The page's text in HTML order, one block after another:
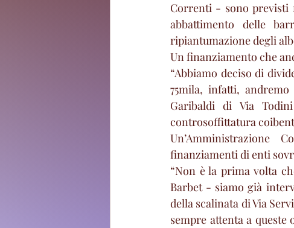
Correnti - sono previsti
abbattimento delle
ripiantumazione degli
Un finanziamento che
“Abbiamo deciso di
75mila, infatti,
Garibaldi di Via
controsoffittatura
Un’Amministrazione
finanziamenti di enti
“Non è la prima volta
Barbet - siamo già
della scalinata di Via
sempre attenta a